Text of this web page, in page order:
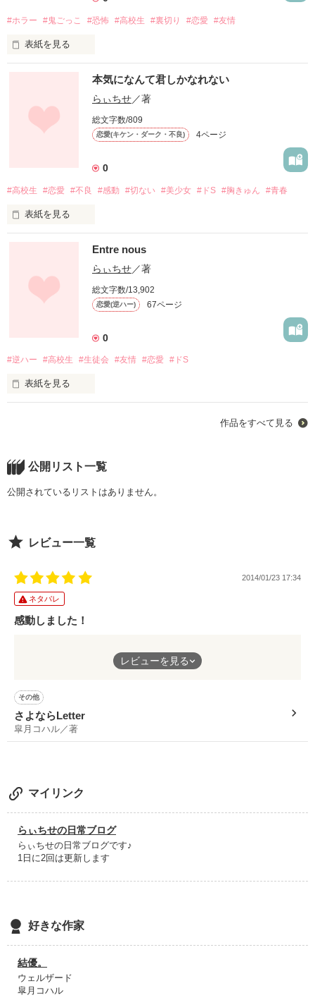
#ホラー #鬼ごっこ #恐怖 #高校生 #裏切り #恋愛 #友情
表紙を見る
6月5日午後6時6分6秒
この曰、夜無崎(ヤムザキ)高校1年生全員の携帯に1件の<呪い>
のメールが送られた。
18:06
件名  :  なし
なお、このメールが届いた
夜無崎高校1年生の皆さんは
かならず参加しなければならない。
2066年6月6日午後6時6分6秒
つまり明日のこの時間に
ゲームが開始されます。
午前0時00分まで
鬼は髪の毛が長く、黒い服の少女
です。
範囲はこの町内、全体です。
もちろんショッピングセンターの
鬼に捕まった人も罰として処分
します。
死んだ人の名前
または鬼の現在地を
止めるには、<呪い>を
解く方法は、この参加者の中に
<裏切り者>がいます。
その<裏切り者>を殺せば全て
終わります。
※千沙sideを亮介sideに変えました。
本気になんて君しかなれない
らぃちせ／著
総文字数/809
恋愛(キケン・ダーク・不良) 4ページ
0
#高校生 #恋愛 #不良 #感動 #切ない #美少女 #ドS #胸きゅん #青春
表紙を見る
本気の恋愛をしたことのない人気少女
浅山　里帆 -ｱｻﾞﾔﾏ  ﾘﾎ-
本気ってやつをな。」
中北　真優-ﾅｶｷﾀ  ﾏﾋﾛ-
高校1年生の2人が出会い
一方の片想いから始まった恋物語。
「本気になんなきゃよかった！
Entre nous
らぃちせ／著
総文字数/13,902
恋愛(逆ハー) 67ページ
0
#逆ハー #高校生 #生徒会 #友情 #恋愛 #ドS
表紙を見る
「俺は、内海海斗。海斗って呼んでくれ。今度は覚えてくれよ
─内海　海斗(ｳﾁｳﾐｶｲﾄ)─
×
俺様で喧嘩腰な問題児
×
ずる賢い甘えん坊キャラ
「うちの海斗、なんか変なことしたかなー。ごめんねぇ本
当。」
モテモテで変態ナルシスト
─黒谷　光流(ｸﾛﾔﾋｶﾙ)─
「その壺は藤崎家の大事な壺なんだよ。」
成績優秀な腹黒無口メガネ
─山西　和樹(ﾔﾏﾆｼｶｽﾞｷ)─
×
「分かりました。副会長、やらせて頂きます。」
クールな印象の人見知りで空好き
イケメン5と言われる人気者の男子5人…
そんな生徒会メンバーと繰り広げられる
ハチャメチャ学園生徒会ストーリー！
作品をすべて見る
公開リスト一覧
公開されているリストはありません。
レビュー一覧
2014/01/23 17:34
ネタバレ
感動しました！
この作品読ませていただきました！
もうずっと泣いてました。
特に最後の手紙は泣く以外有り得ない内容でした！
レビューを見る
その他
さよならLetter
皐月コハル／著
マイリンク
らぃちせの日常ブログ
らぃちせの日常ブログです♪
1日に2回は更新します
好きな作家
結優。
ウェルザード
皐月コハル